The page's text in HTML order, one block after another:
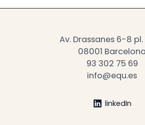
Av. Drassanes 6-8 pl.
08001 Barcelona
93 302 75 69
info@equ.es
linkedIn